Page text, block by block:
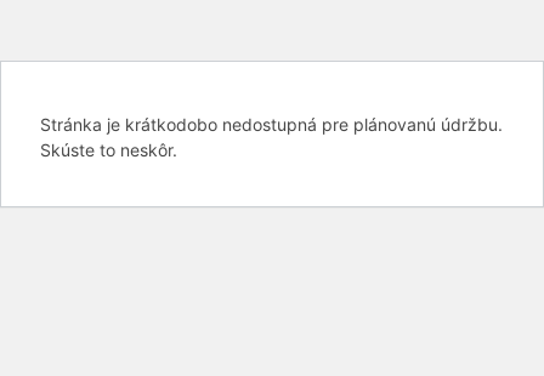
Stránka je krátkodobo nedostupná pre plánovanú údržbu.
Skúste to neskôr.